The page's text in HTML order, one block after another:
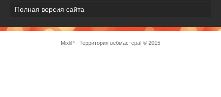
Полная версия сайта
MixliP - Территория вебмастера! © 2015